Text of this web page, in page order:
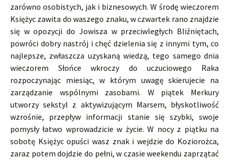
zarówno osobistych, jak i biznesowych. W środę wieczorem
Księżyc zawita do waszego znaku, w czwartek rano znajdzie
się w opozycji do Jowisza w przeciwległych Bliźniętach,
powróci dobry nastrój i chęć dzielenia się z innymi tym, co
najlepsze, zwłaszcza uzyskaną wiedzą, tego samego dnia
wieczorem Słońce wkroczy do uczuciowego Raka
rozpoczynając miesiąc, w którym uwagę skierujecie na
zarządzanie wspólnymi zasobami. W piątek Merkury
utworzy sekstyl z aktywizującym Marsem, błyskotliwość
wzrośnie, przepływ informacji stanie się szybki, swoje
pomysły łatwo wprowadzicie w życie. W nocy z piątku na
sobotę Księżyc opuści wasz znak i wejdzie do Koziorożca,
zaraz potem dojdzie do pełni, w czasie weekendu zaprzątać